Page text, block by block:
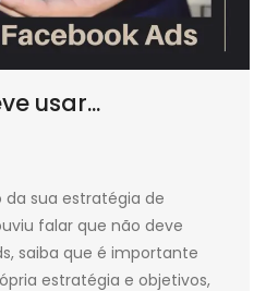
usar...
da sua estratégia de
falar que não deve
saiba que é importante
estratégia e objetivos,